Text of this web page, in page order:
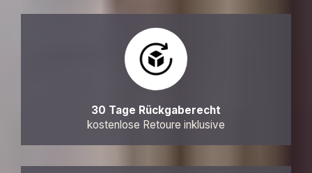
30 Tage Rückgaberecht
kostenlose Retoure inklusive